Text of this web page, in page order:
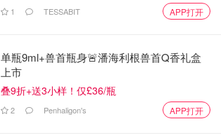
1 TESSABIT APP打开
单瓶9ml+兽首瓶身🚨潘海利根兽首Q香礼盒
上市
叠9折+送3小样！仅£36/瓶
2 Penhaligon's APP打开